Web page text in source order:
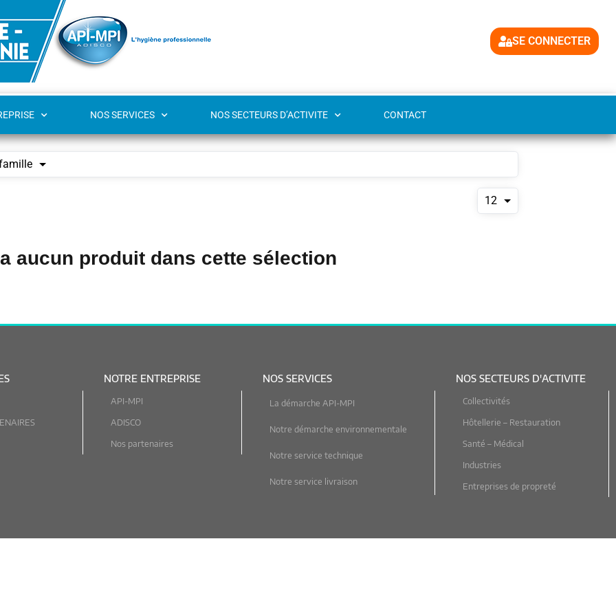
SE CONNECTER
NOS SERVICES NOS SECTEURS D’ACTIVITE CONTACT
12
aucun produit dans cette sélection
NOTRE ENTREPRISE
API-MPI
ADISCO
Nos partenaires
NOS SERVICES
La démarche API-MPI
Notre démarche environnementale
Notre service technique
Notre service livraison
NOS SECTEURS D'ACTIVITE
Collectivités
Hôtellerie – Restauration
Santé – Médical
Industries
Entreprises de propreté